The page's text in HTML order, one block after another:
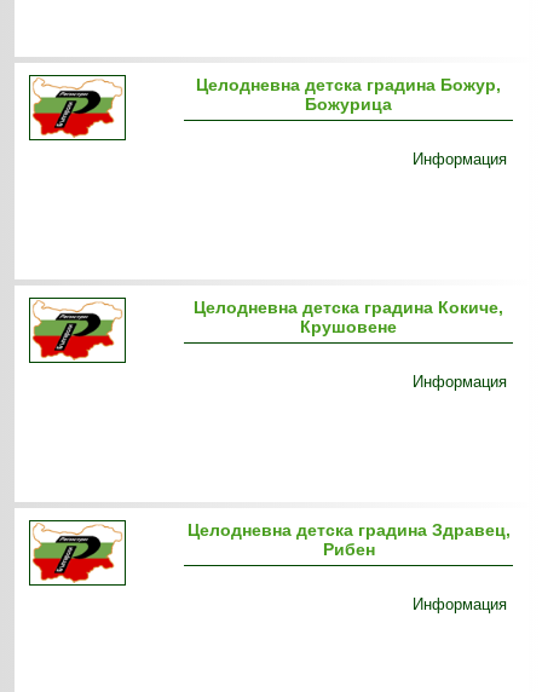
Целодневна детска градина Божур,
Божурица
Информация
Целодневна детска градина Кокиче,
Крушовене
Информация
Целодневна детска градина Здравец,
Рибен
Информация